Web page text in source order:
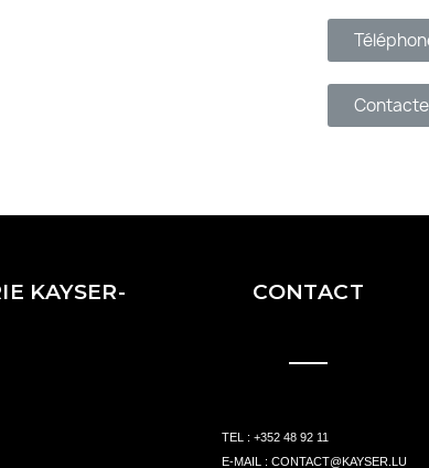
KAYSER-
CONTACT
TEL :+352 48 92 11
E-MAIL :CONTACT@KAYSER.LU